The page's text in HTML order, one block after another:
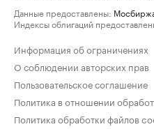
Данные предоставлены:
Индексы облигаций
Информация об ограничениях
О соблюдении авторских прав
Пользовательское соглашение
Политика в отношении
Политика обработки файлов